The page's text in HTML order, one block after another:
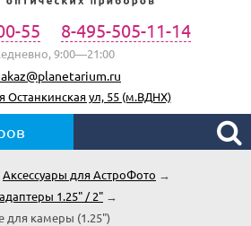
55 8-495-505-11-14
9:00—21:00
Останкинская ул, 55 (м.ВДНХ)
Аксессуары для АстроФото →
1.25" / 2" →
для камеры (1.25")